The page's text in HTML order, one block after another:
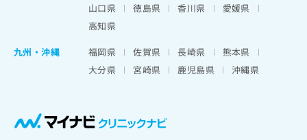
山口県
徳島県 香川県
愛媛県
高知県
九州・沖縄
福岡県 佐賀県 長崎県
熊本県
大分県
宮崎県 鹿児島県 沖縄県